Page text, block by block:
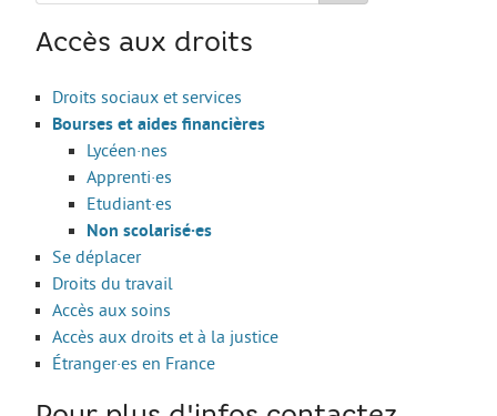
Mon corps, mon identité
Excès et addictions
Mal-être
Victime de violences
ACCÈS RAPIDE
Qui sommes nous
About us
Accès aux droits
Droits sociaux et services
Bourses et aides financières
Lycéen·nes
Apprenti·es
Etudiant·es
Non scolarisé·es
Se déplacer
Droits du travail
Accès aux soins
Accès aux droits et à la justice
Étranger·es en France